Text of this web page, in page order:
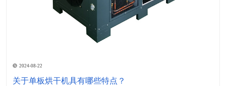
2024-08-22
关于单板烘干机具有哪些特点？